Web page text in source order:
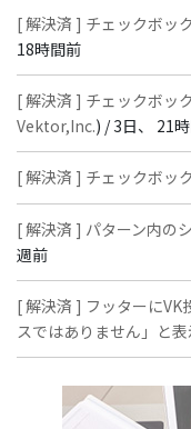
[ 解決済 ] チェックボッ
18時間前
[ 解決済 ] チェックボッ
Vektor,Inc.) /3日、 21
[ 解決済 ] チェックボッ
[ 解決済 ] パターン内の
週前
[ 解決済 ] フッターにVK
スではありません」と